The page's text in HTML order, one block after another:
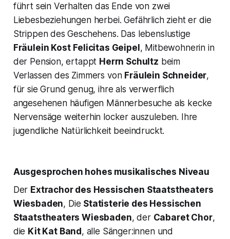
führt sein Verhalten das Ende von zwei
Liebesbeziehungen herbei. Gefährlich zieht er die
Strippen des Geschehens. Das lebenslustige
Fräulein Kost Felicitas Geipel, Mitbewohnerin in
der Pension, ertappt Herrn Schultz beim
Verlassen des Zimmers von Fräulein Schneider,
für sie Grund genug, ihre als verwerflich
angesehenen häufigen Männerbesuche als kecke
Nervensäge weiterhin locker auszuleben. Ihre
jugendliche Natürlichkeit beeindruckt.
Ausgesprochen hohes musikalisches Niveau
Der Extrachor des Hessischen Staatstheaters
Wiesbaden, Die Statisterie des Hessischen
Staatstheaters Wiesbaden, der Cabaret Chor,
die Kit Kat Band, alle Sänger:innen und